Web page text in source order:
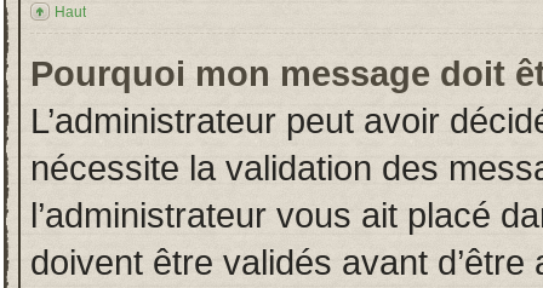
Haut
Pourquoi mon message doit
L’administrateur peut avoir
nécessite la validation des
l’administrateur vous ait placé
doivent être validés avant